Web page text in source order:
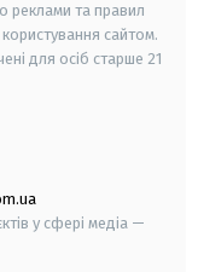
реклами та правил
сайтом.
для осіб старше 21
у сфері медіа —